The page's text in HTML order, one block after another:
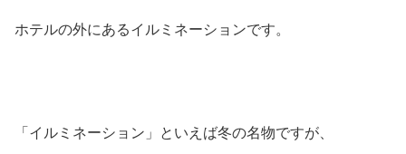
ホテルの外にあるイルミネーションです。
「イルミネーション」といえば冬の名物ですが、